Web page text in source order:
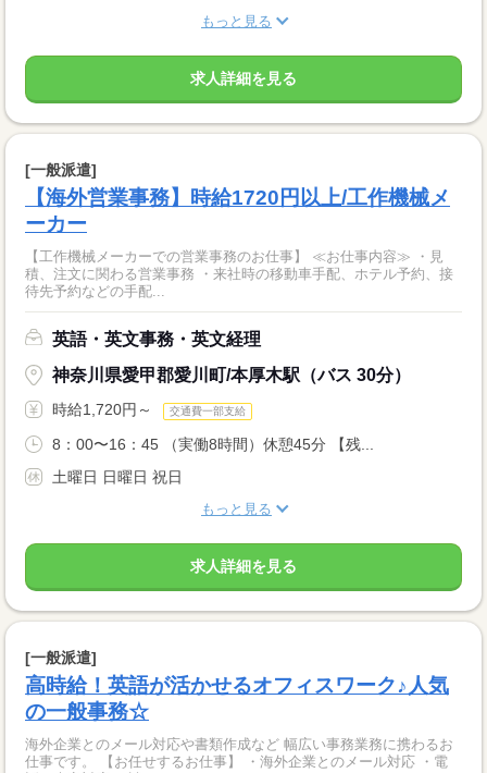
もっと見る
求人詳細を見る
[一般派遣]
【海外営業事務】時給1720円以上/工作機械メ
ーカー
【工作機械メーカーでの営業事務のお仕事】 ≪お仕事内容≫ ・見
積、注文に関わる営業事務 ・来社時の移動車手配、ホテル予約、接
待先予約などの手配...
英語・英文事務・英文経理
神奈川県愛甲郡愛川町/本厚木駅（バス 30分）
時給1,720円～ 交通費一部支給
8：00〜16：45 （実働8時間）休憩45分 【残...
土曜日 日曜日 祝日
もっと見る
求人詳細を見る
[一般派遣]
高時給！英語が活かせるオフィスワーク♪人気
の一般事務☆
海外企業とのメール対応や書類作成など 幅広い事務業務に携わるお
仕事です。 【お任せするお仕事】 ・海外企業とのメール対応 ・電